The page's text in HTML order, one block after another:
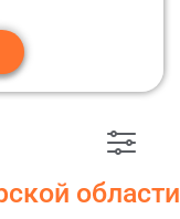
области